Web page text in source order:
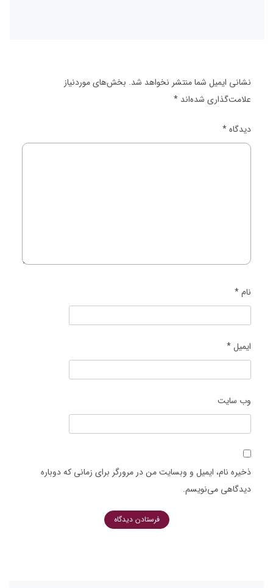
نشانی ایمیل شما منتشر نخواهد شد. بخش‌های موردنیاز
علامت‌گذاری شده‌اند *
دیدگاه*
نام*
ایمیل*
وب‌ سایت
ذخیره نام، ایمیل و وبسایت من در مرورگر برای زمانی که دوباره
دیدگاهی می‌نویسم.